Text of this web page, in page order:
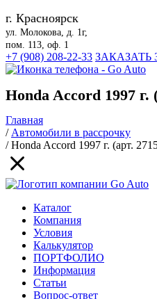
г. Красноярск
ул. Молокова, д. 1г,
пом. 113, оф. 1
+7 (908) 208-22-33 ЗАКАЗАТЬ
Honda Accord 1997 г.
Главная
/Автомобили в рассрочку
/Honda Accord 1997 г. (арт.
Каталог
Компания
Условия
Калькулятор
ПОРТФОЛИО
Информация
Статьи
Вопрос-ответ